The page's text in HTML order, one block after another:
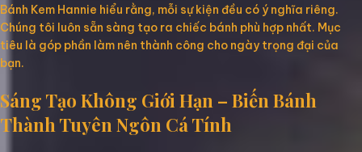
Bánh Kem Hannie hiểu rằng, mỗi sự kiện đều có ý nghĩa riêng.
Chúng tôi luôn sẵn sàng tạo ra chiếc bánh phù hợp nhất. Mục
tiêu là góp phần làm nên thành công cho ngày trọng đại của
bạn.
Sáng Tạo Không Giới Hạn – Biến Bánh
Thành Tuyên Ngôn Cá Tính